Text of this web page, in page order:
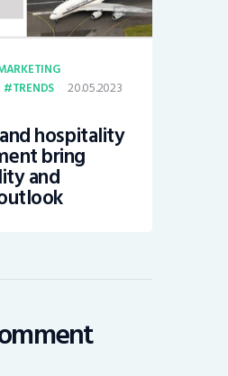
TRENDS
20.05.2023
hospitality
bring
and